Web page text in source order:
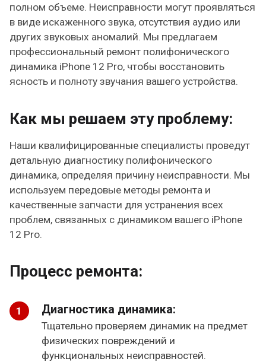
полном объеме. Неисправности могут проявляться
в виде искаженного звука, отсутствия аудио или
других звуковых аномалий. Мы предлагаем
профессиональный ремонт полифонического
динамика iPhone 12 Pro, чтобы восстановить
ясность и полноту звучания вашего устройства.
Как мы решаем эту проблему:
Наши квалифицированные специалисты проведут
детальную диагностику полифонического
динамика, определяя причину неисправности. Мы
используем передовые методы ремонта и
качественные запчасти для устранения всех
проблем, связанных с динамиком вашего iPhone
12 Pro.
Процесс ремонта:
Диагностика динамика:
Тщательно проверяем динамик на предмет
физических повреждений и
функциональных неисправностей.